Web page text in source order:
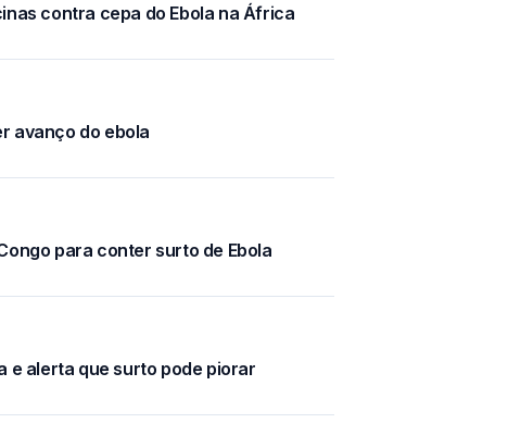
contra cepa do Ebola na África
avanço do ebola
para conter surto de Ebola
e alerta que surto pode piorar